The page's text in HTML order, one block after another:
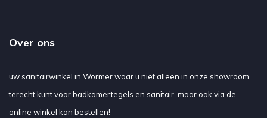
Over ons
uw sanitairwinkel in Wormer waar u niet alleen in onze showroom
terecht kunt voor badkamertegels en sanitair, maar ook via de
online winkel kan bestellen!